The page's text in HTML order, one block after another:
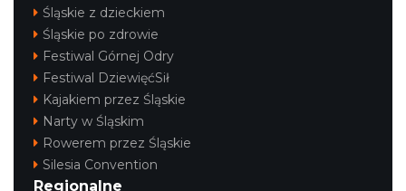
Śląskie z dzieckiem
Śląskie po zdrowie
Festiwal Górnej Odry
Festiwal DziewięćSił
Kajakiem przez Śląskie
Narty w Śląskim
Rowerem przez Śląskie
Silesia Convention
Regionalne